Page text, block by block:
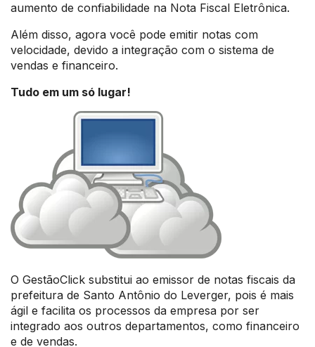
aumento de confiabilidade na Nota Fiscal Eletrônica.
Além disso, agora você pode emitir notas com
velocidade, devido a integração com o sistema de
vendas e financeiro.
Tudo em um só lugar!
O GestãoClick substitui ao emissor de notas fiscais da
prefeitura de Santo Antônio do Leverger, pois é mais
ágil e facilita os processos da empresa por ser
integrado aos outros departamentos, como financeiro
e de vendas.